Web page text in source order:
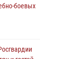
боевых